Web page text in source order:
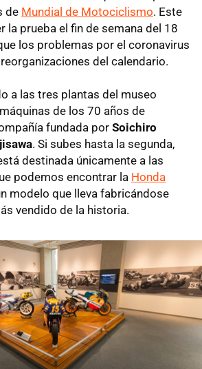
de Mundial de Motociclismo. Este
la prueba el fin de semana del 18
los problemas por el coronavirus
del calendario.
a las tres plantas del museo
de los 70 años de
fundada por Soichiro
. Si subes hasta la segunda,
destinada únicamente a las
podemos encontrar la Honda
modelo que lleva fabricándose
vendido de la historia.